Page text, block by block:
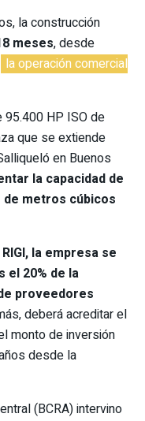
la construcción
meses, desde
la operación comercial
95.400 HP ISO de
que se extiende
en Buenos
la capacidad de
metros cúbicos
la empresa se
el 20% de la
proveedores
deberá acreditar el
monto de inversión
desde la
(BCRA) intervino